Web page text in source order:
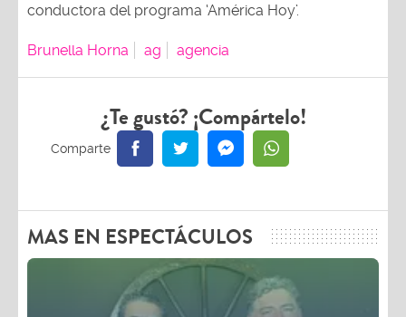
conductora del programa ‘América Hoy’.
Brunella Horna ag agencia
¿Te gustó? ¡Compártelo!
MAS EN ESPECTÁCULOS